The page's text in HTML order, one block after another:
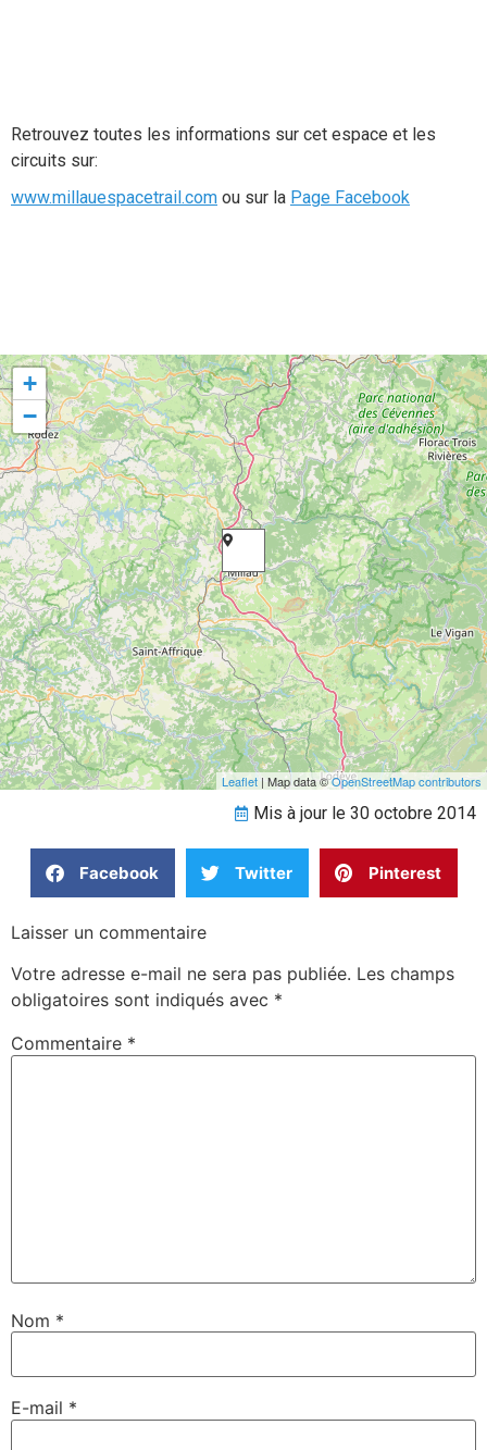
Retrouvez toutes les informations sur cet espace et les
circuits sur:
www.millauespacetrail.com ou sur la Page Facebook
+
−
Leaflet | Map data ©OpenStreetMap contributors
Mis à jour le 30 octobre 2014
Facebook Twitter Pinterest
Laisser un commentaire
Votre adresse e-mail ne sera pas publiée. Les champs
obligatoires sont indiqués avec *
Commentaire *
Nom *
E-mail *